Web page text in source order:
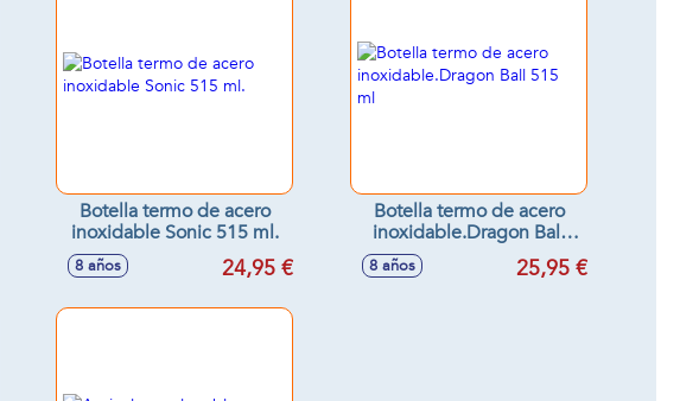
Botella termo de acero
inoxidable Sonic 515 ml.
8 años 24,95 €
Botella termo de acero
inoxidable.Dragon Ball
8 años 25,95 €